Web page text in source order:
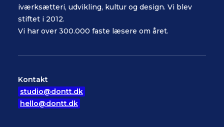
iværksætteri, udvikling, kultur og design. Vi blev
stiftet i 2012.
Vi har over 300.000 faste læsere om året.
Kontakt
studio@dontt.dk
hello@dontt.dk